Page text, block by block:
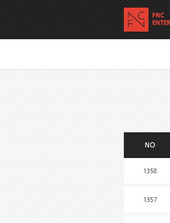
NO
1358
1357